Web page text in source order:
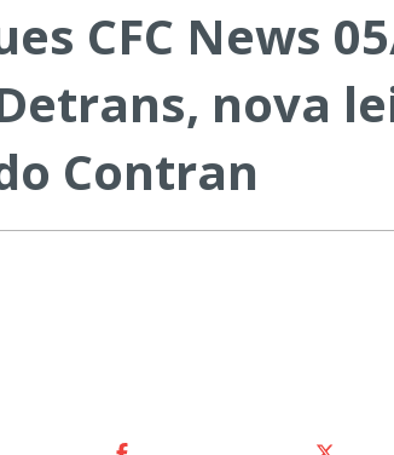
CFC News
nova
Contran